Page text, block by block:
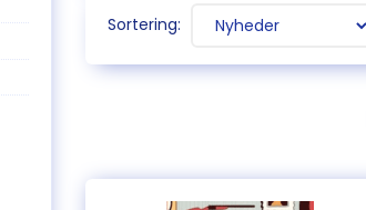
Sortering: